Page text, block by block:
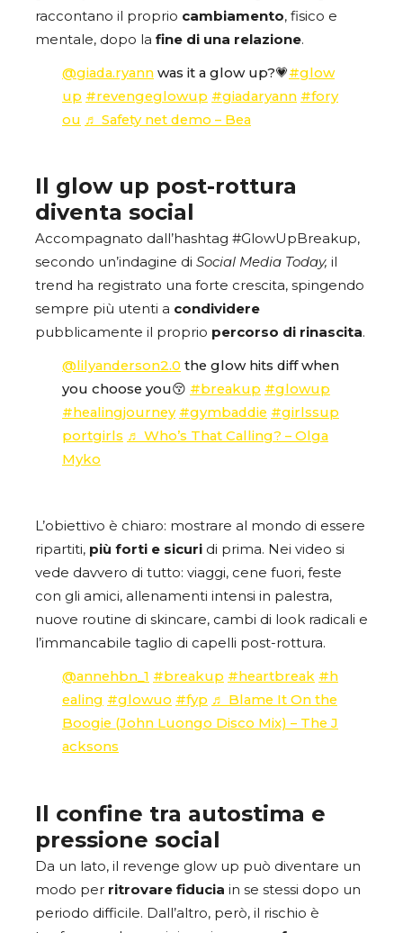
raccontano il proprio cambiamento, fisico e
mentale, dopo la fine di una relazione.
@giada.ryann was it a glow up?💗#glow
up #revengeglowup #giadaryann #fory
ou ♬ Safety net demo – Bea
Il glow up post-rottura
diventa social
Accompagnato dall’hashtag #GlowUpBreakup,
secondo un’indagine di Social Media Today, il
trend ha registrato una forte crescita, spingendo
sempre più utenti a condividere
pubblicamente il proprio percorso di rinascita.
@lilyanderson2.0 the glow hits diff when
you choose you😚 #breakup #glowup
#healingjourney #gymbaddie #girlssup
portgirls ♬ Who’s That Calling? – Olga
Myko
L’obiettivo è chiaro: mostrare al mondo di essere
ripartiti, più forti e sicuri di prima. Nei video si
vede davvero di tutto: viaggi, cene fuori, feste
con gli amici, allenamenti intensi in palestra,
nuove routine di skincare, cambi di look radicali e
l’immancabile taglio di capelli post-rottura.
@annehbn_1 #breakup #heartbreak #h
ealing #glowuo #fyp ♬ Blame It On the
Boogie (John Luongo Disco Mix) – The J
acksons
Il confine tra autostima e
pressione social
Da un lato, il revenge glow up può diventare un
modo per ritrovare fiducia in se stessi dopo un
periodo difficile. Dall’altro, però, il rischio è